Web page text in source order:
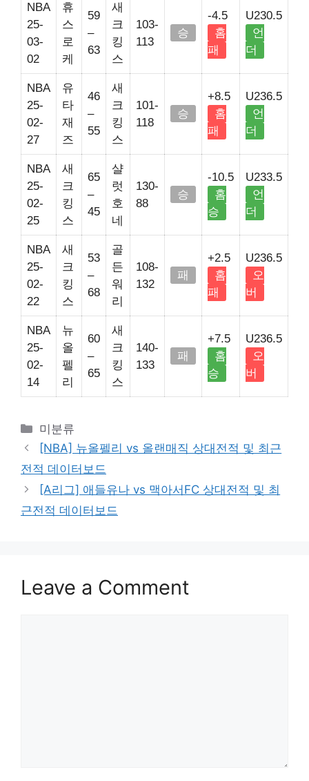
NBA
25-
03-
02
휴
스
로
케
59
–
63
새
크
킹
스
103-
113
승
-4.5
홈
패
U230.5
언
더
NBA
25-
02-
27
유
타
재
즈
46
–
55
새
크
킹
스
101-
118
승
+8.5
홈
패
U236.5
언
더
NBA
25-
02-
25
새
크
킹
스
65
–
45
샬
럿
호
네
130-
88
승
-10.5
홈
승
U233.5
언
더
NBA
25-
02-
22
새
크
킹
스
53
–
68
골
든
워
리
108-
132
패
+2.5
홈
패
U236.5
오
버
NBA
25-
02-
14
뉴
올
펠
리
60
–
65
새
크
킹
스
140-
133
패
+7.5
홈
승
U236.5
오
버
Categories
미분류
[NBA] 뉴올펠리 vs 올랜매직 상대전적 및 최근
전적 데이터보드
[A리그] 애들유나 vs 맥아서FC 상대전적 및 최
근전적 데이터보드
Leave a Comment